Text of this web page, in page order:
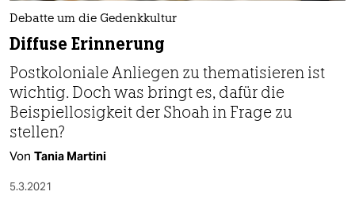
Debatte um die Gedenkkultur
Diffuse Erinnerung
Postkoloniale Anliegen zu thematisieren ist
wichtig. Doch was bringt es, dafür die
Beispiellosigkeit der Shoah in Frage zu
stellen?
Von Tania Martini
5.3.2021